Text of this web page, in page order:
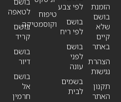
הזמנת
בושם
שלא
קיים
באתר
הצהרת
נגישות
תקנון
האתר
טיפוח
וקוסמטיקה
לפי צבע
בושם
לפי ריח
בושם
לפני
עונה
בשמים
לבית
לטאפה
בושם
קריד
בושם
דיור
בושם
אל
חרמין